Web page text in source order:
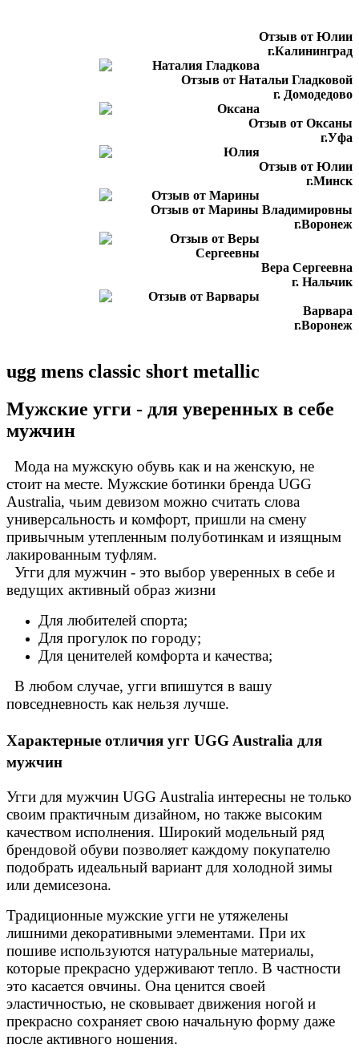
Отзыв от Юлии
г.Калининград
Отзыв от Натальи Гладковой
г. Домодедово
Отзыв от Оксаны
г.Уфа
Отзыв от Юлии
г.Минск
Отзыв от Марины Владимировны
г.Воронеж
Вера Сергеевна
г. Нальчик
Варвара
г.Воронеж
Айгуля Динаровна
г.Нижний-Новгород
Отзыв от Людмилы
г.Севастополь
Отзыв от Элины
Антонина
Отзыв от Нели
г.Ханты-Мансийск
Отзыв от Екатерины
г.Уссурийск
Отзыв от Кристины
Отзыв от Анастасии
Дмитрий
ugg mens classic short metallic
Мужские угги - для уверенных в себе
мужчин
Мода на мужскую обувь как и на женскую, не
стоит на месте. Мужские ботинки бренда UGG
Australia, чьим девизом можно считать слова
универсальность и комфорт, пришли на смену
привычным утепленным полуботинкам и изящным
лакированным туфлям.
Угги для мужчин - это выбор уверенных в себе и
ведущих активный образ жизни
Для любителей спорта;
Для прогулок по городу;
Для ценителей комфорта и качества;
В любом случае, угги впишутся в вашу
повседневность как нельзя лучше.
Характерные отличия угг UGG Australia для
мужчин
Угги для мужчин UGG Australia интересны не только
своим практичным дизайном, но также высоким
качеством исполнения. Широкий модельный ряд
брендовой обуви позволяет каждому покупателю
подобрать идеальный вариант для холодной зимы
или демисезона.
Традиционные мужские угги не утяжелены
лишними декоративными элементами. При их
пошиве используются натуральные материалы,
которые прекрасно удерживают тепло. В частности
это касается овчины. Она ценится своей
эластичностью, не сковывает движения ногой и
прекрасно сохраняет свою начальную форму даже
после активного ношения.